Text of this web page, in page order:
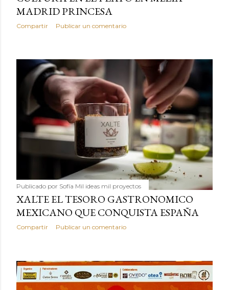
MADRID PRINCESA
Compartir Publicar un comentario
Publicado por Sofía Mil ideas mil proyectos
XALTE EL TESORO GASTRONOMICO
MEXICANO QUE CONQUISTA ESPAÑA
Compartir Publicar un comentario